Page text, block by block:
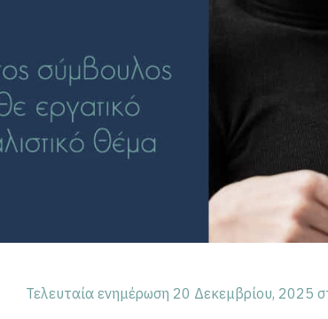
Τελευταία ενημέρωση 20 Δεκεμβρίου, 2025